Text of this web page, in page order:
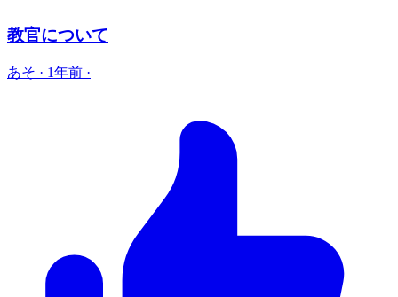
教官について
あそ · 1年前 ·